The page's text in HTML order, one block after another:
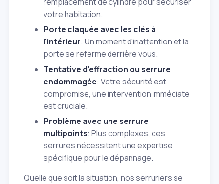
votre habitation.
Porte claquée avec les clés à
l'intérieur: Un moment d'inattention et la
porte se referme derrière vous.
Tentative d'effraction ou serrure
endommagée: Votre sécurité est
compromise, une intervention immédiate
est cruciale.
Problème avec une serrure
multipoints: Plus complexes, ces
serrures nécessitent une expertise
spécifique pour le dépannage.
Quelle que soit la situation, nos serruriers se